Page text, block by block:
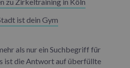
ist dein Gym
als nur ein Suchbegriff für
ist die Antwort auf überfüllte